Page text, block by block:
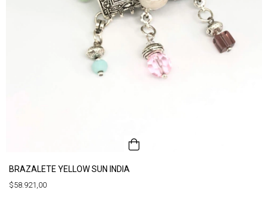
BRAZALETE YELLOW SUN INDIA
$58.921,00